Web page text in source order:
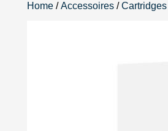
Home /Accessoires /Cartridges